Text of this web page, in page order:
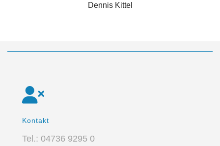
Dennis Kittel
Kontakt
Tel.: 04736 9295 0